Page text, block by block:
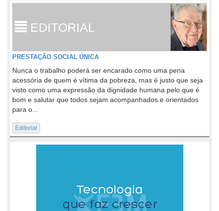
EDITORIAL
PRESTAÇÃO SOCIAL ÚNICA
Nunca o trabalho poderá ser encarado como uma pena
acessória de quem é vítima da pobreza, mas é justo que seja
visto como uma expressão da dignidade humana pelo que é
bom e salutar que todos sejam acompanhados e orientados
para o...
Editorial